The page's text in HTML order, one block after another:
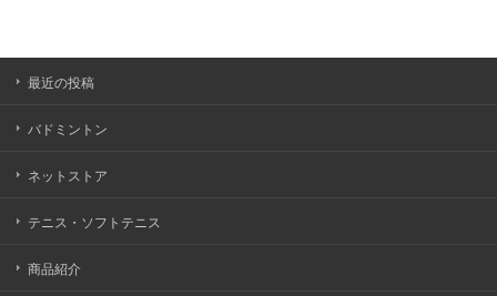
最近の投稿
バドミントン
ネットストア
テニス・ソフトテニス
商品紹介